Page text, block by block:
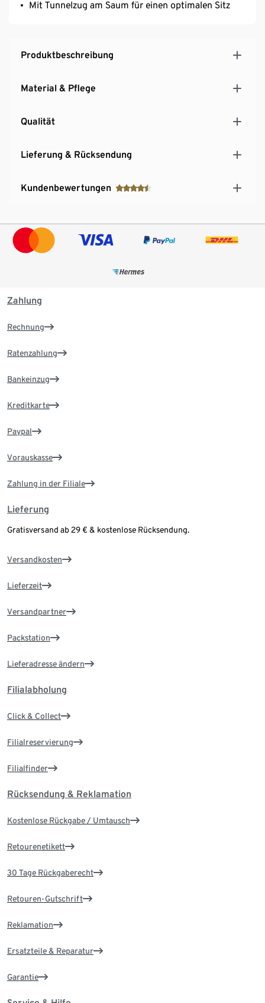
Mit Tunnelzug am Saum für einen optimalen Sitz
Produktbeschreibung
Material & Pflege
Qualität
Lieferung & Rücksendung
Kundenbewertungen
Zahlung
Rechnung
Ratenzahlung
Bankeinzug
Kreditkarte
Paypal
Vorauskasse
Zahlung in der Filiale
Lieferung
Gratisversand ab 29 € & kostenlose Rücksendung.
Versandkosten
Lieferzeit
Versandpartner
Packstation
Lieferadresse ändern
Filialabholung
Click & Collect
Filialreservierung
Filialfinder
Rücksendung & Reklamation
Kostenlose Rückgabe / Umtausch
Retourenetikett
30 Tage Rückgaberecht
Retouren-Gutschrift
Reklamation
Ersatzteile & Reparatur
Garantie